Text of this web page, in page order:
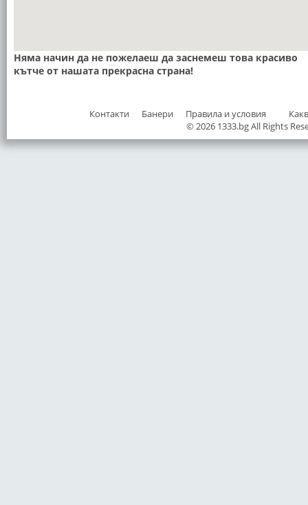
Няма начин да не пожелаеш да заснемеш това красиво
кътче от нашата прекрасна страна!
Контакти Банери Правила и условия
© 2026 1333.bg All Rights